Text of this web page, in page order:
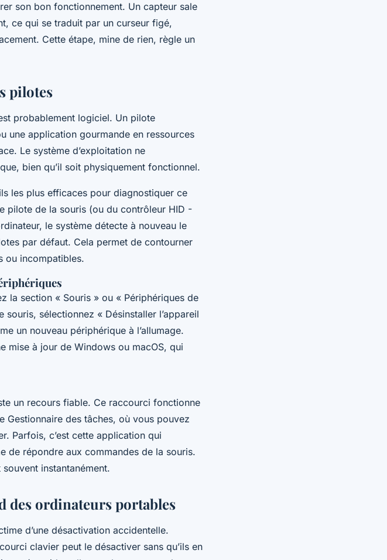
son bon fonctionnement. Un capteur sale
ce qui se traduit par un curseur figé,
Cette étape, mine de rien, règle un
pilotes
probablement logiciel. Un pilote
une application gourmande en ressources
Le système d’exploitation ne
bien qu’il soit physiquement fonctionnel.
les plus efficaces pour diagnostiquer ce
pilote de la souris (ou du contrôleur HID -
le système détecte à nouveau le
par défaut. Cela permet de contourner
ou incompatibles.
la section « Souris » ou « Périphériques de
sélectionnez « Désinstaller l’appareil
un nouveau périphérique à l’allumage.
mise à jour de Windows ou macOS, qui
un recours fiable. Ce raccourci fonctionne
Gestionnaire des tâches, où vous pouvez
Parfois, c’est cette application qui
de répondre aux commandes de la souris.
instantanément.
des ordinateurs portables
d’une désactivation accidentelle.
clavier peut le désactiver sans qu’ils en